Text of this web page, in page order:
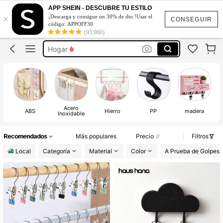
CONSEGUIR
×
APP SHEIN - DESCUBRE TU ESTILO
¡Descarga y consigue un 30% de dto.!Usar el
código: APPOFF30
(95,960)
Colgador De Llaves
Porta Llaves De Pared
Hogar
Llavero De Pared
Colgador De Llaves
Porta Llaves De Pared
ABS Acero
Inoxidable Hierro PP madera
Recomendados Más populares Precio
Filtros
Local
Categoría Material Color A Prueba de Golpes